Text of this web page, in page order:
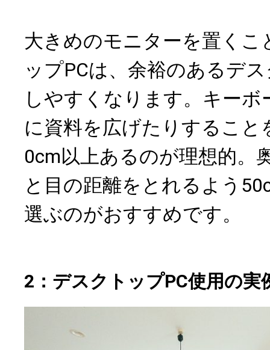
大きめのモニターを置くこ
ップPCは、余裕のあるデ
しやすくなります。キー
に資料を広げたりすること
0cm以上あるのが理想的。
と目の距離をとれるよう
選ぶのがおすすめです。
2：デスクトップPC使用の実